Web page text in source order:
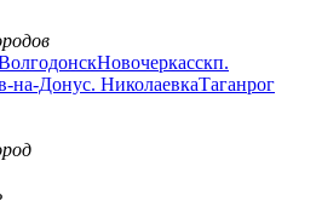
Новочеркасскп.
на-Донус. НиколаевкаТаганрог